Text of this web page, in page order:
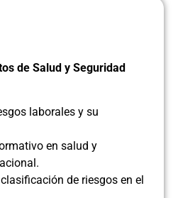
de Salud y Seguridad
laborales y su
en salud y
de riesgos en el